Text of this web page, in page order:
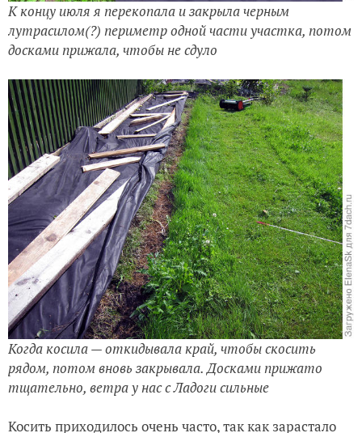
К концу июля я перекопала и закрыла черным
лутрасилом(?) периметр одной части участка, потом
досками прижала, чтобы не сдуло
Когда косила — откидывала край, чтобы скосить
рядом, потом вновь закрывала. Досками прижато
тщательно, ветра у нас с Ладоги сильные
Косить приходилось очень часто, так как зарастало